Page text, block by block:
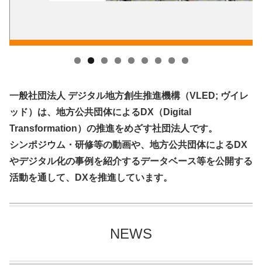
一般社団法人 デジタル地方創生推進機構（VLED; ヴイレ
ッド）は、地方公共団体によるDX（Digital
Transformation）の推進をめざす社団法人です。
シンポジウム・研修等の動画や、地方公共団体によるDX
やデジタル化の事例を紹介するデータベース等を公開する
活動を通して、DXを推進しています。
NEWS